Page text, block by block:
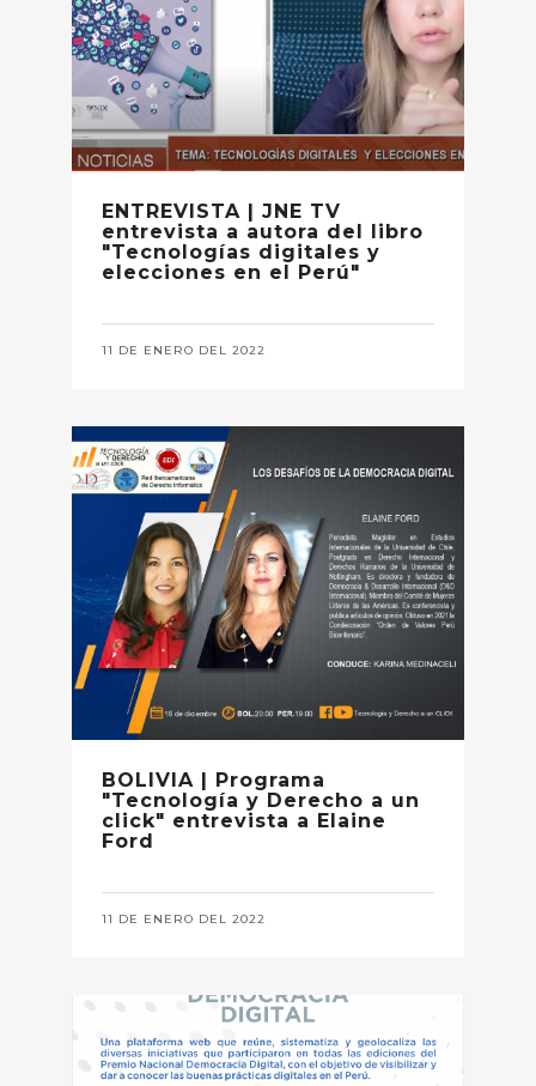
ENTREVISTA | JNE TV
entrevista a autora del libro
"Tecnologías digitales y
elecciones en el Perú"
11 DE ENERO DEL 2022
BOLIVIA | Programa
"Tecnología y Derecho a un
click" entrevista a Elaine
Ford
11 DE ENERO DEL 2022